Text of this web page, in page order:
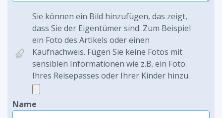
Sie können ein Bild hinzufügen, das zeigt,
dass Sie der Eigentümer sind. Zum Beispiel
ein Foto des Artikels oder einen
Kaufnachweis. Fügen Sie keine Fotos mit
sensiblen Informationen wie z.B. ein Foto
Ihres Reisepasses oder Ihrer Kinder hinzu.
Name